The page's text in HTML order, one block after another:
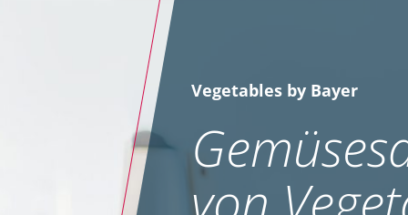
Vegetables by Bayer